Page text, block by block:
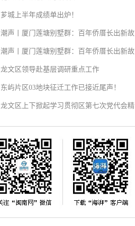
芗城上半年成绩单出炉！
潮声丨厦门莲塘别墅群：百年侨厝长出新故
潮声丨厦门莲塘别墅群：百年侨厝长出新故
龙文区领导赴基层调研重点工作
东屿片区03地块征迁工作已接近尾声！
龙文区上下掀起学习贯彻区第七次党代会精